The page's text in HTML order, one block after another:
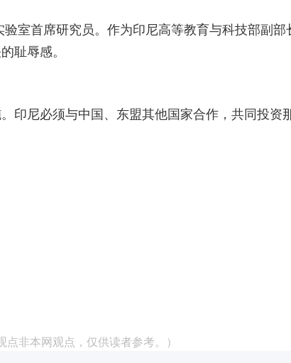
室首席研究员。作为印尼高等教育与科技部副部
耻辱感。
印尼必须与中国、东盟其他国家合作，共同投资
非本网观点，仅供读者参考。）